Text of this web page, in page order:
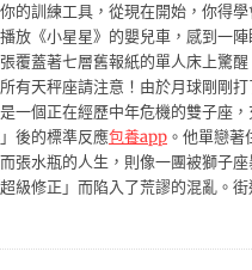
的訓練工具，從現在開始，你得學
放《小星星》的嬰兒車，感到一陣
覆蓋著七層舊報紙的單人床上驚醒
有天秤座請注意！由於月球剛剛打
一個正在經歷中年危機的雙子座，
後的標準反應包養app 。他單戀著
張水瓶的人生，則像一團被獅子座
級修正」而陷入了荒謬的混亂。街